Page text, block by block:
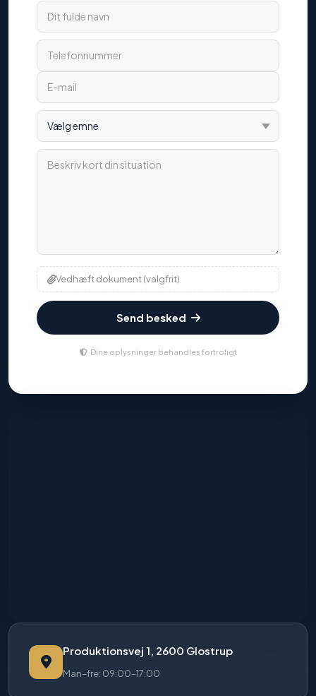
Dit fulde navn
Telefonnummer
E-mail
Vælg emne
Beskriv kort din situation
Vedhæft dokument (valgfrit)
Send besked
Dine oplysninger behandles fortroligt
Produktionsvej 1, 2600 Glostrup
Man–fre: 09:00–17:00